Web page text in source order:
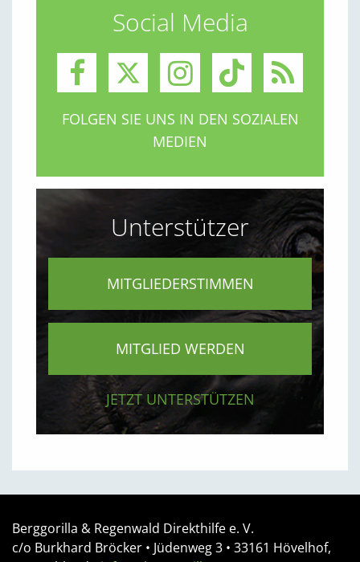
Social Media
FOLGEN SIE UNS IN DEN SOZIALEN
MEDIEN
Unterstützer
MITGLIEDERSTIMMEN
MITGLIED WERDEN
JETZT UNTERSTÜTZEN
Berggorilla & Regenwald Direkthilfe e. V.
c/o Burkhard Bröcker • Jüdenweg 3 • 33161 Hövelhof,